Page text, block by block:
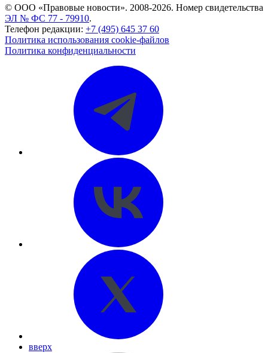
© ООО «Правовые новости». 2008-2026. Номер свидетельства
ЭЛ № ФС 77 - 79910.
Телефон редакции: +7 (495) 645 37 60
Политика использования cookie-файлов
Политика конфиденциальности
вверх